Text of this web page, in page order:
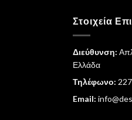
Στοιχεία
Διεύθυνση:
Ελλάδα
Τηλέφωνο:
Email: